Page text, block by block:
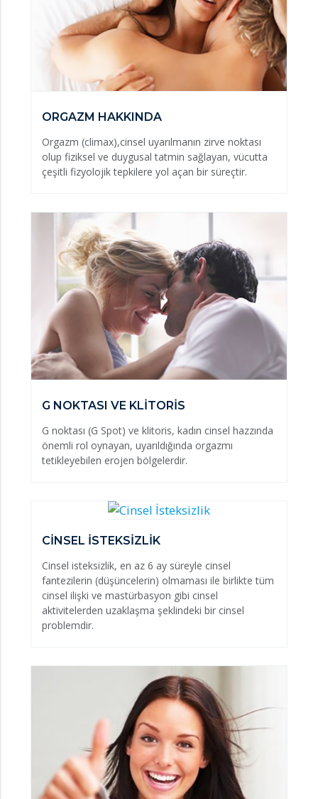
ORGAZM HAKKINDA
Orgazm (climax),cinsel uyarılmanın zirve noktası
olup fiziksel ve duygusal tatmin sağlayan, vücutta
çeşitli fizyolojik tepkilere yol açan bir süreçtir.
G NOKTASI VE KLİTORİS
G noktası (G Spot) ve klitoris, kadın cinsel hazzında
önemli rol oynayan, uyarıldığında orgazmı
tetikleyebilen erojen bölgelerdir.
CİNSEL İSTEKSİZLİK
Cinsel isteksizlik, en az 6 ay süreyle cinsel
fantezilerin (düşüncelerin) olmaması ile birlikte tüm
cinsel ilişki ve mastürbasyon gibi cinsel
aktivitelerden uzaklaşma şeklindeki bir cinsel
problemdir.